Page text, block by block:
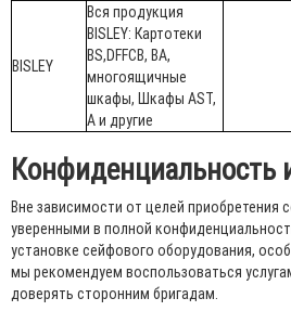
BISLEY
Вся продукция
BISLEY: Картотеки
BS,DFFCB, BA,
многоящичные
шкафы, Шкафы AST,
A и другие
Вне зависимости от целей приобретения
уверенными в полной
установке сейфового оборудования,
мы рекомендуем воспользоваться
доверять сторонним бригадам.